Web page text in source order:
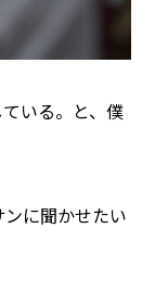
いる。と、僕
に聞かせたい